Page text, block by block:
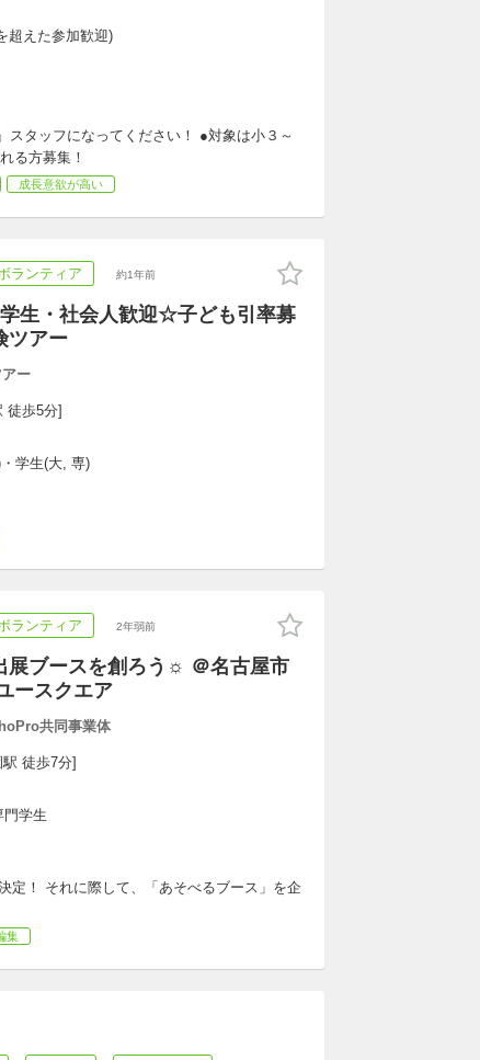
超えた参加歓迎)
スタッフになってください！ ●対象は小３～
る方募集！
成長意欲が高い
ランティア 約1年前
生・社会人歓迎☆子ども引率募
ツアー
ー
徒歩5分]
学生(大, 専)
ランティア 2年弱前
展ブースを創ろう☼ ＠名古屋市
ースクエア
共同事業体
徒歩7分]
門学生
定！ それに際して、「あそべるブース」を企
集